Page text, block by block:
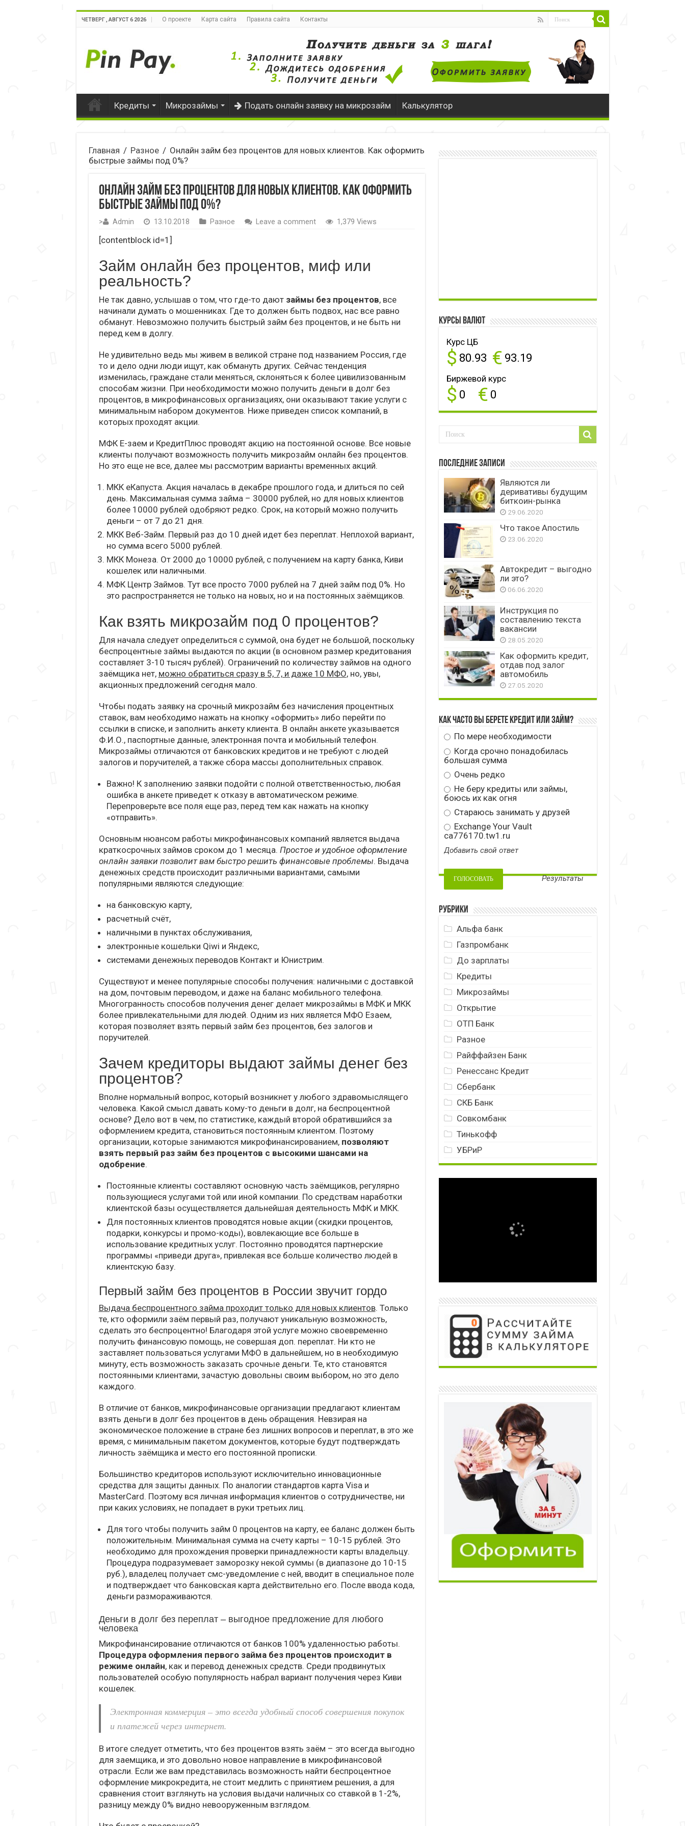
ЧЕТВЕРГ , АВГУСТ 6 2026 О проекте Карта сайта Правила сайта Контакты
Кредиты Микрозаймы Подать онлайн заявку на микрозайм Калькулятор
Главная / Разное / Онлайн займ без процентов для новых клиентов. Как оформить
быстрые займы под 0%?
Онлайн займ без процентов для новых клиентов. Как оформить
быстрые займы под 0%?
> Admin 13.10.2018 Разное Leave a comment 1,379 Views
[contentblock id=1]
Займ онлайн без процентов, миф или
реальность?
Не так давно, услышав о том, что где-то дают займы без процентов, все
начинали думать о мошенниках. Где то должен быть подвох, нас все равно
обманут. Невозможно получить быстрый займ без процентов, и не быть ни
перед кем в долгу.
Не удивительно ведь мы живем в великой стране под названием Россия, где
то и дело одни люди ищут, как обмануть других. Сейчас тенденция
изменилась, граждане стали меняться, склоняться к более цивилизованным
способам жизни. При необходимости можно получить деньги в долг без
процентов, в микрофинансовых организациях, они оказывают такие услуги с
минимальным набором документов. Ниже приведен список компаний, в
которых проходят акции.
МФК Е-заем и КредитПлюс проводят акцию на постоянной основе. Все новые
клиенты получают возможность получить микрозайм онлайн без процентов.
Но это еще не все, далее мы рассмотрим варианты временных акций.
МКК еКапуста. Акция началась в декабре прошлого года, и длиться по сей
день. Максимальная сумма займа – 30000 рублей, но для новых клиентов
более 10000 рублей одобряют редко. Срок, на который можно получить
деньги – от 7 до 21 дня.
МКК Веб-Займ. Первый раз до 10 дней идет без переплат. Неплохой вариант,
но сумма всего 5000 рублей.
МКК Монеза. От 2000 до 10000 рублей, с получением на карту банка, Киви
кошелек или наличными.
МФК Центр Займов. Тут все просто 7000 рублей на 7 дней займ под 0%. Но
это распространяется не только на новых, но и на постоянных заёмщиков.
Как взять микрозайм под 0 процентов?
Для начала следует определиться с суммой, она будет не большой, поскольку
беспроцентные займы выдаются по акции (в основном размер кредитования
составляет 3-10 тысяч рублей). Ограничений по количеству займов на одного
заёмщика нет, можно обратиться сразу в 5, 7, и даже 10 МФО, но, увы,
акционных предложений сегодня мало.
Чтобы подать заявку на срочный микрозайм без начисления процентных
ставок, вам необходимо нажать на кнопку «оформить» либо перейти по
ссылки в списке, и заполнить анкету клиента. В онлайн анкете указывается
Ф.И.О., паспортные данные, электронная почта и мобильный телефон.
Микрозаймы отличаются от банковских кредитов и не требуют с людей
залогов и поручителей, а также сбора массы дополнительных справок.
Важно! К заполнению заявки подойти с полной ответственностью, любая
ошибка в анкете приведет к отказу в автоматическом режиме.
Перепроверьте все поля еще раз, перед тем как нажать на кнопку
«отправить».
Основным нюансом работы микрофинансовых компаний является выдача
краткосрочных займов сроком до 1 месяца. Простое и удобное оформление
онлайн заявки позволит вам быстро решить финансовые проблемы. Выдача
денежных средств происходит различными вариантами, самыми
популярными являются следующие:
на банковскую карту,
расчетный счёт,
наличными в пунктах обслуживания,
электронные кошельки Qiwi и Яндекс,
системами денежных переводов Контакт и Юнистрим.
Существуют и менее популярные способы получения: наличными с доставкой
на дом, почтовым переводом, и даже на баланс мобильного телефона.
Многогранность способов получения денег делает микрозаймы в МФК и МКК
более привлекательными для людей. Одним из них является МФО Езаем,
которая позволяет взять первый займ без процентов, без залогов и
поручителей.
Зачем кредиторы выдают займы денег без
процентов?
Вполне нормальный вопрос, который возникнет у любого здравомыслящего
человека. Какой смысл давать кому-то деньги в долг, на беспроцентной
основе? Дело вот в чем, по статистике, каждый второй обратившийся за
оформлением кредита, становиться постоянным клиентом. Поэтому
организации, которые занимаются микрофинансированием, позволяют
взять первый раз займ без процентов с высокими шансами на
одобрение.
Постоянные клиенты составляют основную часть заёмщиков, регулярно
пользующиеся услугами той или иной компании. По средствам наработки
клиентской базы осуществляется дальнейшая деятельность МФК и МКК.
Для постоянных клиентов проводятся новые акции (скидки процентов,
подарки, конкурсы и промо-коды), вовлекающие все больше в
использование кредитных услуг. Постоянно проводятся партнерские
программы «приведи друга», привлекая все больше количество людей в
клиентскую базу.
Первый займ без процентов в России звучит гордо
Выдача беспроцентного займа проходит только для новых клиентов. Только
те, кто оформили заём первый раз, получают уникальную возможность,
сделать это беспроцентно! Благодаря этой услуге можно своевременно
получить финансовую помощь, не совершая доп. переплат. Ни кто не
заставляет пользоваться услугами МФО в дальнейшем, но в необходимую
минуту, есть возможность заказать срочные деньги. Те, кто становятся
постоянными клиентами, зачастую довольны своим выбором, но это дело
каждого.
В отличие от банков, микрофинансовые организации предлагают клиентам
взять деньги в долг без процентов в день обращения. Невзирая на
экономическое положение в стране без лишних вопросов и переплат, в это же
время, с минимальным пакетом документов, которые будут подтверждать
личность заёмщика и место его постоянной прописки.
Большинство кредиторов используют исключительно инновационные
средства для защиты данных. По аналогии стандартов карта Visa и
MasterCard. Поэтому вся личная информация клиентов о сотрудничестве, ни
при каких условиях, не попадает в руки третьих лиц.
Для того чтобы получить займ 0 процентов на карту, ее баланс должен быть
положительным. Минимальная сумма на счету карты – 10-15 рублей. Это
необходимо для прохождения проверки принадлежности карты владельцу.
Процедура подразумевает заморозку некой суммы (в диапазоне до 10-15
руб.), владелец получает смс-уведомление с ней, вводит в специальное поле
и подтверждает что банковская карта действительно его. После ввода кода,
деньги размораживаются.
Деньги в долг без переплат – выгодное предложение для любого
человека
Микрофинансирование отличаются от банков 100% удаленностью работы.
Процедура оформления первого займа без процентов происходит в
режиме онлайн, как и перевод денежных средств. Среди продвинутых
пользователей особую популярность набрал вариант получения через Киви
кошелек.
Электронная коммерция – это всегда удобный способ совершения покупок
и платежей через интернет.
В итоге следует отметить, что без процентов взять заём – это всегда выгодно
для заемщика, и это довольно новое направление в микрофинансовой
отрасли. Если же вам представилась возможность найти беспроцентное
оформление микрокредита, не стоит медлить с принятием решения, а для
сравнения стоит взглянуть на условия выдачи наличных со ставкой в 1-2%,
разницу между 0% видно невооруженным взглядом.
Курсы валют
Курс ЦБ
$ 80.93 € 93.19
Биржевой курс
$ 0 € 0
Последние записи
Являются ли
деривативы будущим
биткоин-рынка
29.06.2020
Что такое Апостиль
23.06.2020
Автокредит – выгодно
ли это?
06.06.2020
Инструкция по
составлению текста
вакансии
28.05.2020
Как оформить кредит,
отдав под залог
автомобиль
27.05.2020
Как часто вы берете кредит или займ?
По мере необходимости
Когда срочно понадобилась
большая сумма
Очень редко
Не беру кредиты или займы,
боюсь их как огня
Стараюсь занимать у друзей
Exchange Your Vault
ca776170.tw1.ru
Добавить свой ответ
Результаты
Рубрики
Альфа банк
Газпромбанк
До зарплаты
Кредиты
Микрозаймы
Открытие
ОТП Банк
Разное
Райффайзен Банк
Ренессанс Кредит
Сбербанк
СКБ Банк
Совкомбанк
Тинькофф
УБРиР